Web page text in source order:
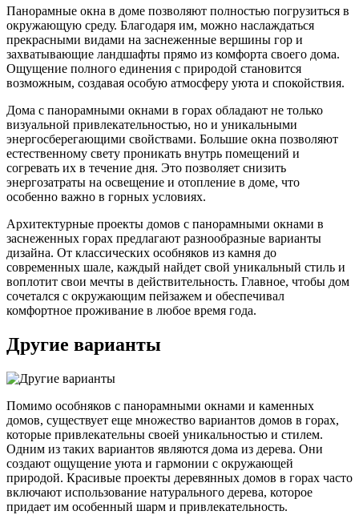
Панорамные окна в доме позволяют полностью погрузиться в
окружающую среду. Благодаря им, можно наслаждаться
прекрасными видами на заснеженные вершины гор и
захватывающие ландшафты прямо из комфорта своего дома.
Ощущение полного единения с природой становится
возможным, создавая особую атмосферу уюта и спокойствия.
Дома с панорамными окнами в горах обладают не только
визуальной привлекательностью, но и уникальными
энергосберегающими свойствами. Большие окна позволяют
естественному свету проникать внутрь помещений и
согревать их в течение дня. Это позволяет снизить
энергозатраты на освещение и отопление в доме, что
особенно важно в горных условиях.
Архитектурные проекты домов с панорамными окнами в
заснеженных горах предлагают разнообразные варианты
дизайна. От классических особняков из камня до
современных шале, каждый найдет свой уникальный стиль и
воплотит свои мечты в действительность. Главное, чтобы дом
сочетался с окружающим пейзажем и обеспечивал
комфортное проживание в любое время года.
Другие варианты
Помимо особняков с панорамными окнами и каменных
домов, существует еще множество вариантов домов в горах,
которые привлекательны своей уникальностью и стилем.
Одним из таких вариантов являются дома из дерева. Они
создают ощущение уюта и гармонии с окружающей
природой. Красивые проекты деревянных домов в горах часто
включают использование натурального дерева, которое
придает им особенный шарм и привлекательность.